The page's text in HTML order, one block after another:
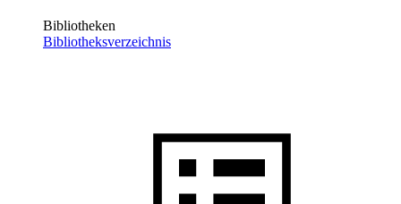
Bibliotheken
Bibliotheksverzeichnis